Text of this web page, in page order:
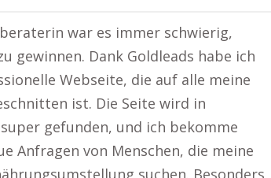
war es immer schwierig,
gewinnen. Dank Goldleads habe ich
Webseite, die auf alle meine
ist. Die Seite wird in
gefunden, und ich bekomme
Anfragen von Menschen, die meine